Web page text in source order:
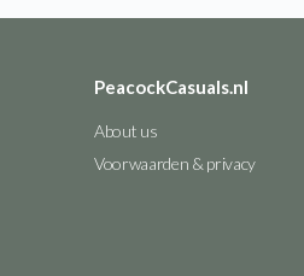
PeacockCasuals.nl
About us
Voorwaarden & privacy